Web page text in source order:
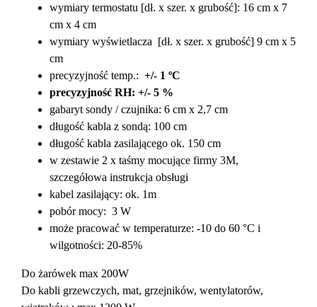
wymiary termostatu [dł. x szer. x grubość]: 16 cm x 7
cm x 4 cm
wymiary wyświetlacza [dł. x szer. x grubość] 9 cm x 5
cm
precyzyjność temp.: +/- 1 ºC
precyzyjność RH: +/- 5 %
gabaryt sondy / czujnika: 6 cm x 2,7 cm
długość kabla z sondą: 100 cm
długość kabla zasilającego ok. 150 cm
w zestawie 2 x taśmy mocujące firmy 3M,
szczegółowa instrukcja obsługi
kabel zasilający: ok. 1m
pobór mocy: 3 W
może pracować w temperaturze: -10 do 60 °C i
wilgotności: 20-85%
Do żarówek max 200W
Do kabli grzewczych, mat, grzejników, wentylatorów,